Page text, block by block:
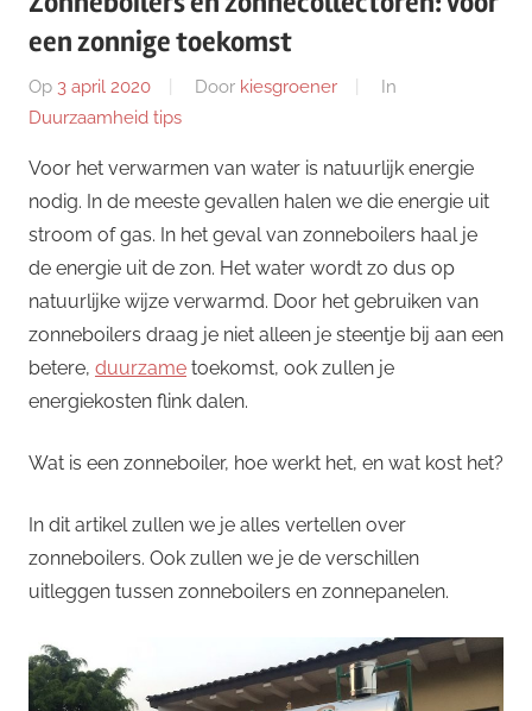
een zonnige toekomst
Op 3 april 2020 Door kiesgroener
In
Duurzaamheid tips
Voor het verwarmen van water is natuurlijk energie
nodig. In de meeste gevallen halen we die energie uit
stroom of gas. In het geval van zonneboilers haal je
de energie uit de zon. Het water wordt zo dus op
natuurlijke wijze verwarmd. Door het gebruiken van
zonneboilers draag je niet alleen je steentje bij aan een
betere, duurzame toekomst, ook zullen je
energiekosten flink dalen.
Wat is een zonneboiler, hoe werkt het, en wat kost het?
In dit artikel zullen we je alles vertellen over
zonneboilers. Ook zullen we je de verschillen
uitleggen tussen zonneboilers en zonnepanelen.